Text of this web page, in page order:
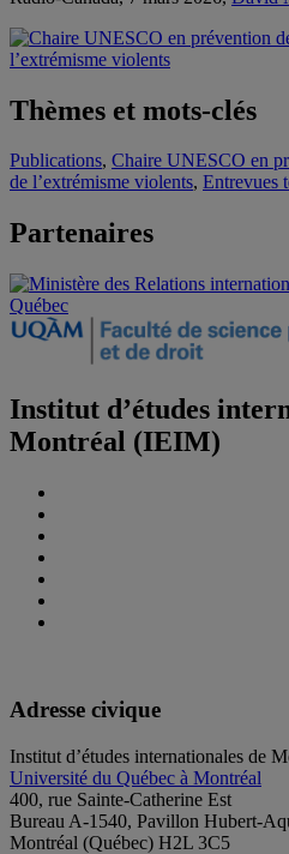
Thèmes et mots-clés
Publications, Chaire UNESCO en
de l’extrémisme violents, Entrevues
Partenaires
Institut d’études
Montréal (IEIM)
Adresse civique
Institut d’études internationales de
Université du Québec à Montréal
400, rue Sainte-Catherine Est
Bureau A-1540, Pavillon Hubert-
Montréal (Québec) H2L 3C5